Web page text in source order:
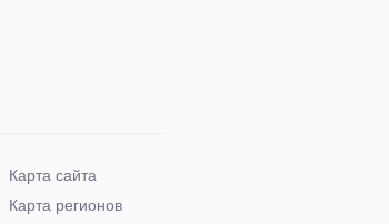
Карта сайта
Карта регионов